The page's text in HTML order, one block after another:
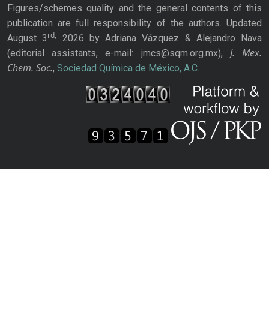
Figures/schemes quality and the general contents of this
publication are full responsibility of the authors. Updated
August 3rd,
2026 by Adriana Vázquez & Alejandro Nava
(editorial assistants, e-mail: jmcs@sqm.org.mx), J. Mex.
Chem. Soc., Sociedad Química de México, A.C.